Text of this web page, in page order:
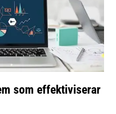
som effektiviserar